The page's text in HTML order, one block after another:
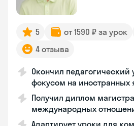
5 от 1590 ₽ за урок
4 отзыва
Окончил педагогический
фокусом на иностранных
Получил диплом
международных
Адаптирует уроки для